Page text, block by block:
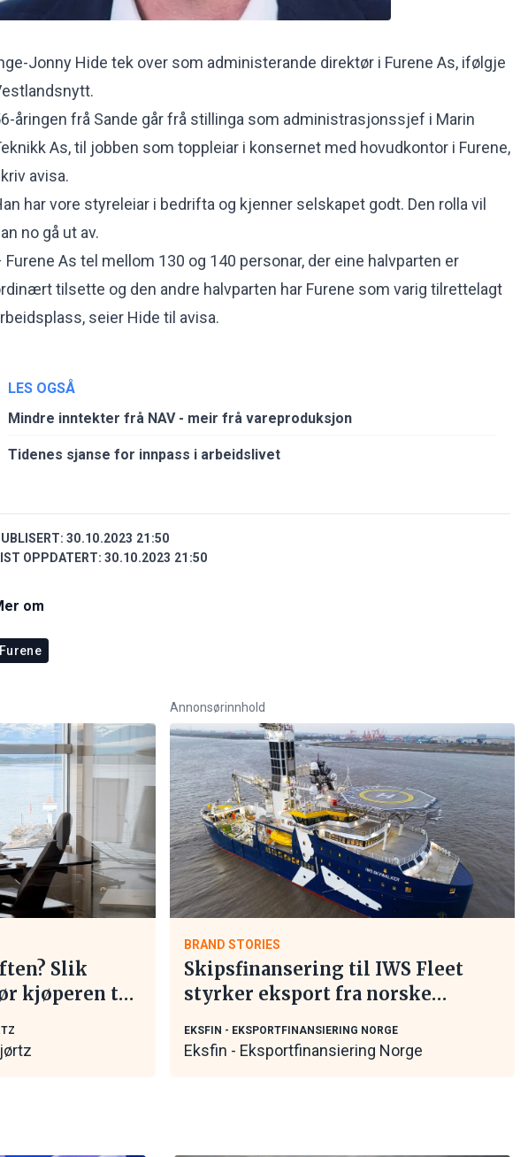
Jonny Hide tek over som administerande direktør i Furene As, ifølgje
.
åringen frå Sande går frå stillinga som administrasjonssjef i Marin
As, til jobben som toppleiar i konsernet med hovudkontor i Furene,
avisa.
har vore styreleiar i bedrifta og kjenner selskapet godt. Den rolla vil
no gå ut av.
Furene As tel mellom 130 og 140 personar, der eine halvparten er
tilsette og den andre halvparten har Furene som varig tilrettelagt
seier Hide til avisa.
LES OGSÅ
Mindre inntekter frå NAV - meir frå vareproduksjon
Tidenes sjanse for innpass i arbeidslivet
30.10.2023 21:50
OPPDATERT: 30.10.2023 21:50
om
Furene
Slik
kjøperen tar
Annonsørinnhold
BRAND STORIES
Skipsfinansering til IWS Fleet
styrker eksport fra norske
EKSFIN - EKSPORTFINANSIERING NORGE
Eksfin - Eksportfinansiering Norge